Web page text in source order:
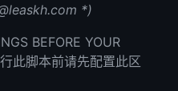
*)
BEFORE YOUR
此脚本前请先配置此区